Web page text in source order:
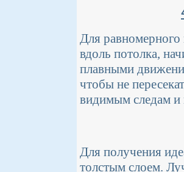
Для равномерного
вдоль потолка,
плавными
чтобы не
видимым следам и
Для получения
толстым слоем.